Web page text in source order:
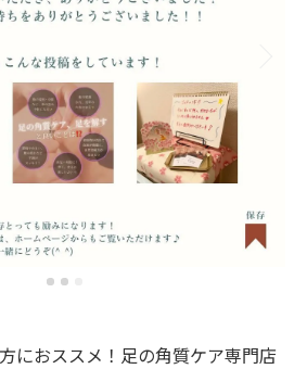
におススメ！足の角質ケア専門店